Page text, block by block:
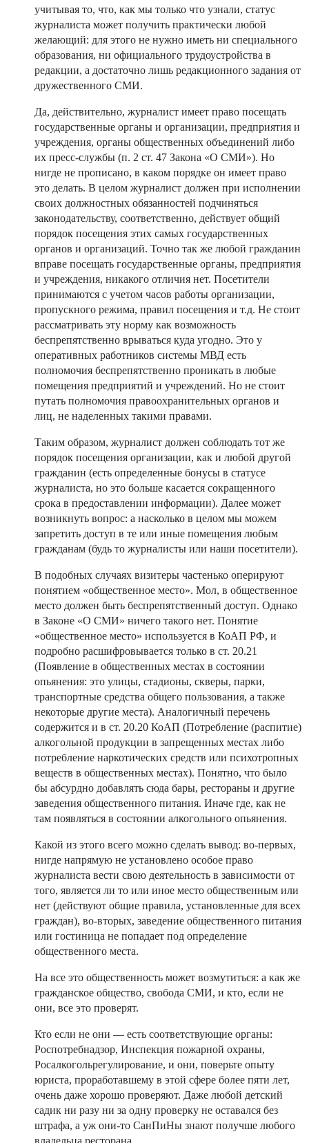
учитывая то, что, как мы только что узнали, статус
журналиста может получить практически любой
желающий: для этого не нужно иметь ни специального
образования, ни официального трудоустройства в
редакции, а достаточно лишь редакционного задания от
дружественного СМИ.
Да, действительно, журналист имеет право посещать
государственные органы и организации, предприятия и
учреждения, органы общественных объединений либо
их пресс-службы (п. 2 ст. 47 Закона «О СМИ»). Но
нигде не прописано, в каком порядке он имеет право
это делать. В целом журналист должен при исполнении
своих должностных обязанностей подчиняться
законодательству, соответственно, действует общий
порядок посещения этих самых государственных
органов и организаций. Точно так же любой гражданин
вправе посещать государственные органы, предприятия
и учреждения, никакого отличия нет. Посетители
принимаются с учетом часов работы организации,
пропускного режима, правил посещения и т.д. Не стоит
рассматривать эту норму как возможность
беспрепятственно врываться куда угодно. Это у
оперативных работников системы МВД есть
полномочия беспрепятственно проникать в любые
помещения предприятий и учреждений. Но не стоит
путать полномочия правоохранительных органов и
лиц, не наделенных такими правами.
Таким образом, журналист должен соблюдать тот же
порядок посещения организации, как и любой другой
гражданин (есть определенные бонусы в статусе
журналиста, но это больше касается сокращенного
срока в предоставлении информации). Далее может
возникнуть вопрос: а насколько в целом мы можем
запретить доступ в те или иные помещения любым
гражданам (будь то журналисты или наши посетители).
В подобных случаях визитеры частенько оперируют
понятием «общественное место». Мол, в общественное
место должен быть беспрепятственный доступ. Однако
в Законе «О СМИ» ничего такого нет. Понятие
«общественное место» используется в КоАП РФ, и
подробно расшифровывается только в ст. 20.21
(Появление в общественных местах в состоянии
опьянения: это улицы, стадионы, скверы, парки,
транспортные средства общего пользования, а также
некоторые другие места). Аналогичный перечень
содержится и в ст. 20.20 КоАП (Потребление (распитие)
алкогольной продукции в запрещенных местах либо
потребление наркотических средств или психотропных
веществ в общественных местах). Понятно, что было
бы абсурдно добавлять сюда бары, рестораны и другие
заведения общественного питания. Иначе где, как не
там появляться в состоянии алкогольного опьянения.
Какой из этого всего можно сделать вывод: во-первых,
нигде напрямую не установлено особое право
журналиста вести свою деятельность в зависимости от
того, является ли то или иное место общественным или
нет (действуют общие правила, установленные для всех
граждан), во-вторых, заведение общественного питания
или гостиница не попадает под определение
общественного места.
На все это общественность может возмутиться: а как же
гражданское общество, свобода СМИ, и кто, если не
они, все это проверят.
Кто если не они — есть соответствующие органы:
Роспотребнадзор, Инспекция пожарной охраны,
Росалкогольрегулирование, и они, поверьте опыту
юриста, проработавшему в этой сфере более пяти лет,
очень даже хорошо проверяют. Даже любой детский
садик ни разу ни за одну проверку не оставался без
штрафа, а уж они-то СанПиНы знают получше любого
владельца ресторана.